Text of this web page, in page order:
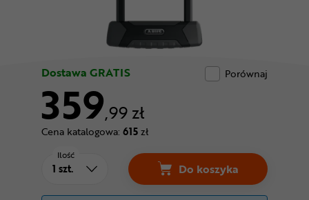
Dostawa GRATIS Porównaj
359,99 zł
Cena katalogowa: 615zł
Ilość
Do koszyka